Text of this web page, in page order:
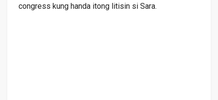
congress kung handa itong litisin si Sara.